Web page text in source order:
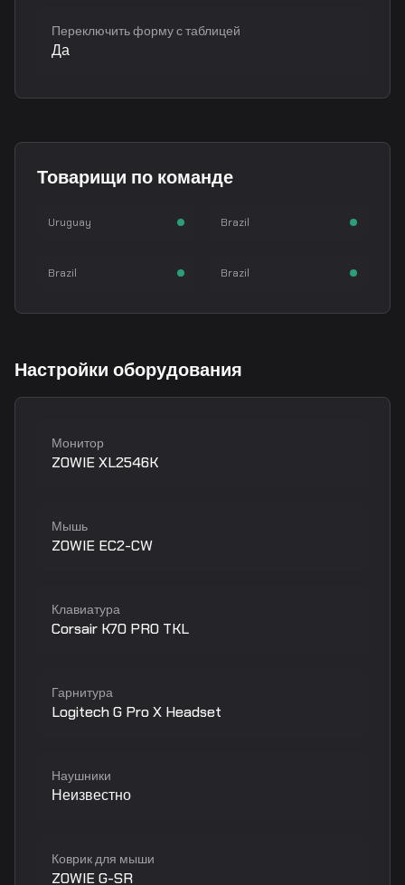
Переключить форму с таблицей
Да
Товарищи по команде
Rifler
dgt
Franco Garcia
Uruguay Rifler
biguzera
Rodrigo Bittencourt
Brazil
AWPer
nqz
Brazil Rifler
snow
Brazil
Настройки оборудования
Монитор
ZOWIE XL2546K
Мышь
ZOWIE EC2-CW
Клавиатура
Corsair K70 PRO TKL
Гарнитура
Logitech G Pro X Headset
Наушники
Неизвестно
Коврик для мыши
ZOWIE G-SR